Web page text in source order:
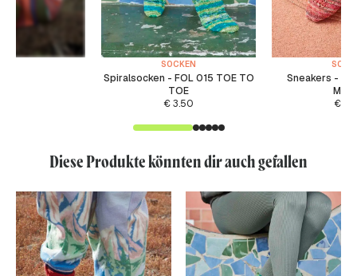
SOCKEN
Spiralsocken - FOL 015 TOE TO
TOE
€3.50
Sneakers -
€
Diese Produkte könnten dir auch gefallen